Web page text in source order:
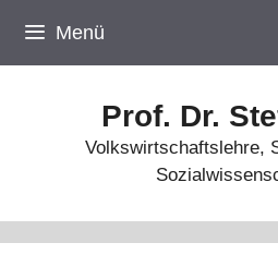
Inhalt
springen
Menü
Prof. Dr.
Volkswirtschaftslehre,